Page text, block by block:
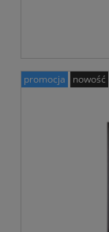
promocja nowość